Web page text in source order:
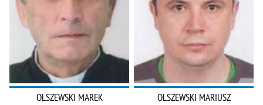
OLSZEWSKI MAREK OLSZEWSKI MARIUSZ